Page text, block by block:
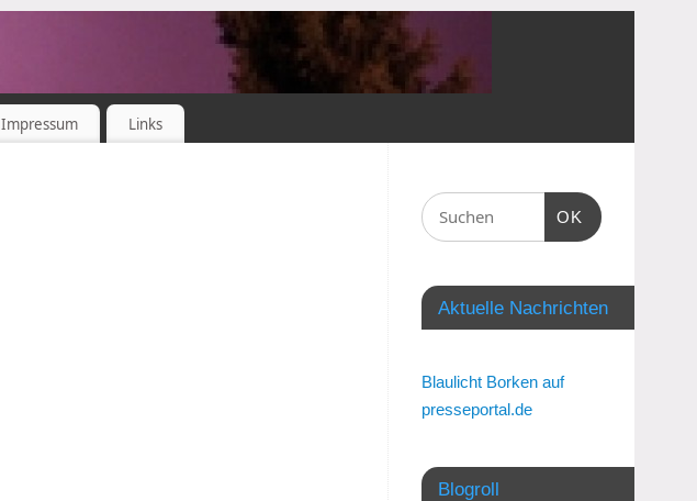
Impressum Links
OK
Aktuelle Nachrichten
Blaulicht Borken auf
presseportal.de
Blogroll